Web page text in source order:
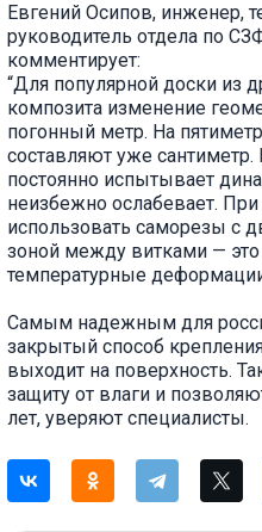
Евгений Осипов, инженер,
руководитель отдела по
комментирует:
“Для популярной доски из
композита изменение
погонный метр. На
составляют уже
постоянно испытывает
неизбежно ослабевает.
использовать саморезы с
зоной между витками —
температурные
Самым надежным для
закрытый способ
выходит на поверхность.
защиту от влаги и
лет, уверяют специалисты.